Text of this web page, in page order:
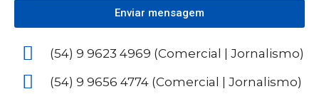
Enviar mensagem
(54) 9 9623 4969 (Comercial | Jornalismo)
(54) 9 9656 4774 (Comercial | Jornalismo)